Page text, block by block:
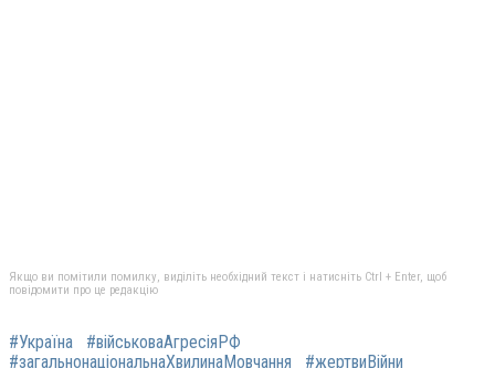
Якщо ви помітили помилку, виділіть необхідний текст і натисніть Ctrl + Enter, щоб
повідомити про це редакцію
#Україна
#військоваАгресіяРФ
#загальнонаціональнаХвилинаМовчання
#жертвиВійни